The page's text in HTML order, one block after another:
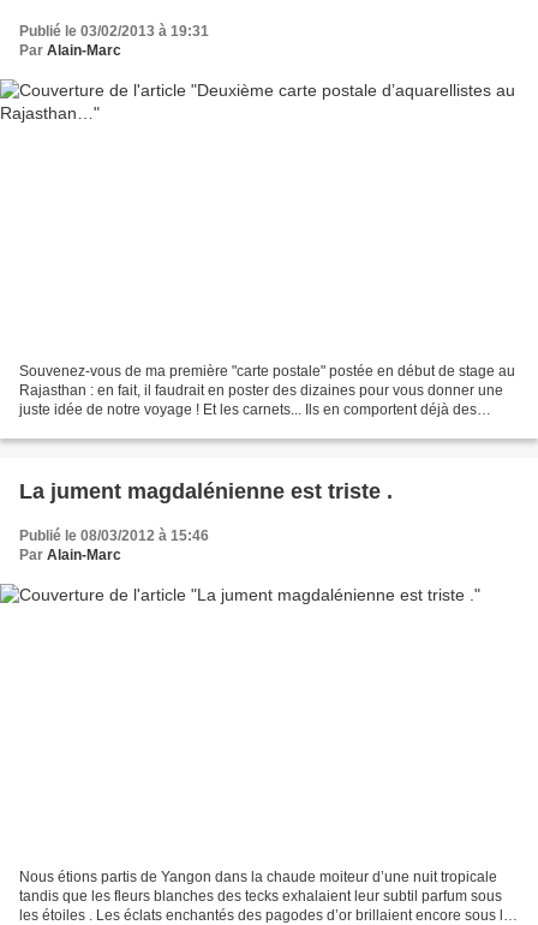
Publié le 03/02/2013 à 19:31
Par Alain-Marc
Souvenez-vous de ma première "carte postale" postée en début de stage au
Rajasthan : en fait, il faudrait en poster des dizaines pour vous donner une
juste idée de notre voyage ! Et les carnets... Ils en comportent déjà des
La jument magdalénienne est triste .
Publié le 08/03/2012 à 15:46
Par Alain-Marc
Nous étions partis de Yangon dans la chaude moiteur d’une nuit tropicale
tandis que les fleurs blanches des tecks exhalaient leur subtil parfum sous
les étoiles . Les éclats enchantés des pagodes d’or brillaient encore sous les